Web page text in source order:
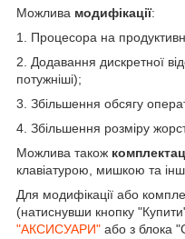
Можлива модифікації:
1. Процесора на
2. Додавання дискретної
потужніші);
3. Збільшення обсягу
4. Збільшення розміру
Можлива також
клавіатурою, мишкою та
Для модифікації або
(натиснувши кнопку
"АКСИСУАРИ" або з блока